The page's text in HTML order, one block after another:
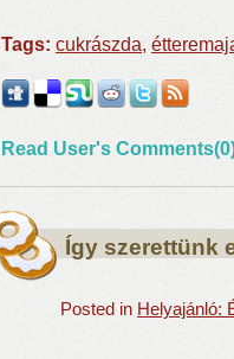
Tags: cukrászda,
Read User's
Így szerettünk
Posted in Helyajánló: